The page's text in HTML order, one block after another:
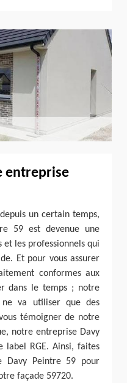
entreprise
un certain temps,
59 est devenue une
les professionnels qui
Et pour vous assurer
conformes aux
dans le temps ; notre
ne va utiliser que des
témoigner de notre
notre entreprise Davy
label RGE. Ainsi, faites
Davy Peintre 59 pour
façade 59720.